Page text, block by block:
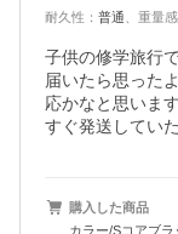
耐久性 ： 普通 重量感
子供の修学旅行
届いたら思った
応かなと思いま
すぐ発送してい
購入した商品
カラー/Sコアブ